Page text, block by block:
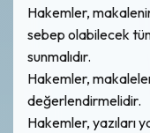
Hakemler,
sebep olabilecek
sunmalıdır.
Hakemler,
değerlendirmelidir.
Hakemler, yazıları